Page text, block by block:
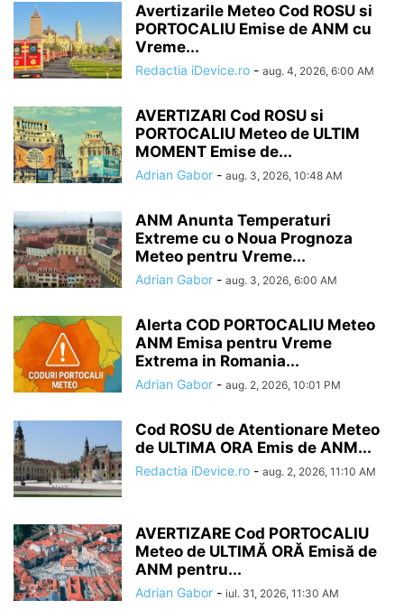
Avertizarile Meteo Cod ROSU si
PORTOCALIU Emise de ANM cu
Vreme...
Redactia iDevice.ro - aug. 4, 2026, 6:00 AM
AVERTIZARI Cod ROSU si
PORTOCALIU Meteo de ULTIM
MOMENT Emise de...
Adrian Gabor - aug. 3, 2026, 10:48 AM
ANM Anunta Temperaturi
Extreme cu o Noua Prognoza
Meteo pentru Vreme...
Adrian Gabor - aug. 3, 2026, 6:00 AM
Alerta COD PORTOCALIU Meteo
ANM Emisa pentru Vreme
Extrema in Romania...
Adrian Gabor - aug. 2, 2026, 10:01 PM
Cod ROSU de Atentionare Meteo
de ULTIMA ORA Emis de ANM...
Redactia iDevice.ro - aug. 2, 2026, 11:10 AM
AVERTIZARE Cod PORTOCALIU
Meteo de ULTIMĂ ORĂ Emisă de
ANM pentru...
Adrian Gabor - iul. 31, 2026, 11:30 AM